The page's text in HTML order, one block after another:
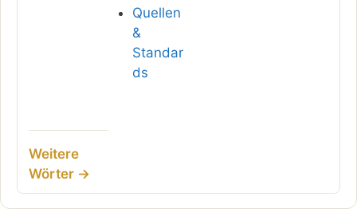
Quellen
&
Standar
ds
Weitere
Wörter →